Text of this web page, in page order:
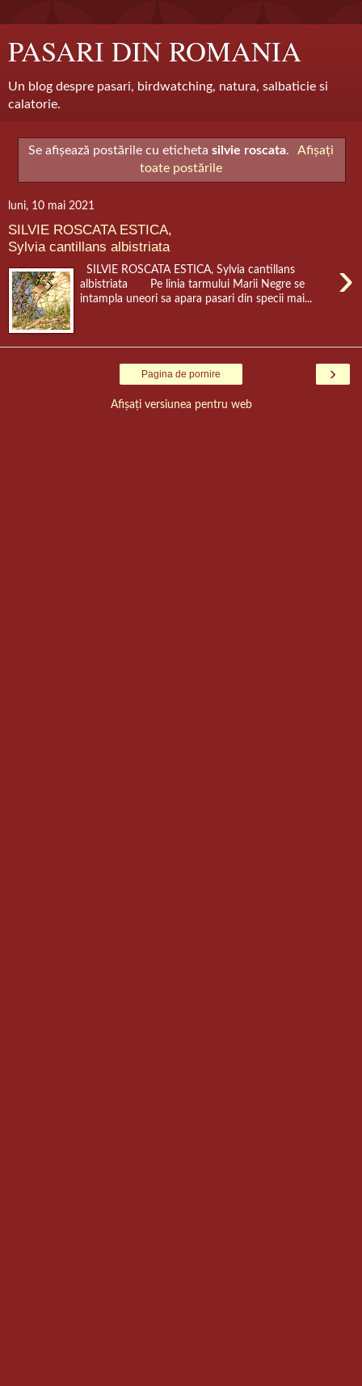
PASARI DIN ROMANIA
Un blog despre pasari, birdwatching, natura, salbaticie si
calatorie.
Se afișează postările cu eticheta silvie roscata.
Afișați
toate postările
luni, 10 mai 2021
SILVIE ROSCATA ESTICA,
Sylvia cantillans albistriata
›
SILVIE ROSCATA ESTICA, Sylvia cantillans
albistriata Pe linia tarmului Marii Negre se
intampla uneori sa apara pasari din specii mai...
›
Pagina de pornire
Afișați versiunea pentru web